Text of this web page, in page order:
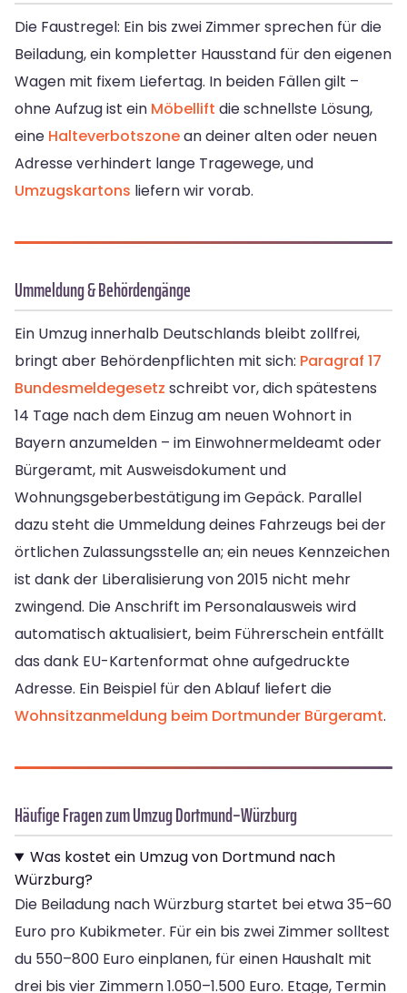
Die Faustregel: Ein bis zwei Zimmer sprechen für die
Beiladung, ein kompletter Hausstand für den eigenen
Wagen mit fixem Liefertag. In beiden Fällen gilt –
ohne Aufzug ist ein Möbellift die schnellste Lösung,
eine Halteverbotszonean deiner alten oder neuen
Adresse verhindert lange Tragewege, und
Umzugskartons liefern wir vorab.
Ummeldung & Behördengänge
Ein Umzug innerhalb Deutschlands bleibt zollfrei,
bringt aber Behördenpflichten mit sich: Paragraf 17
Bundesmeldegesetz schreibt vor, dich spätestens
14 Tage nach dem Einzug am neuen Wohnort in
Bayern anzumelden – im Einwohnermeldeamt oder
Bürgeramt, mit Ausweisdokument und
Wohnungsgeberbestätigung im Gepäck. Parallel
dazu steht die Ummeldung deines Fahrzeugs bei der
örtlichen Zulassungsstelle an; ein neues Kennzeichen
ist dank der Liberalisierung von 2015 nicht mehr
zwingend. Die Anschrift im Personalausweis wird
automatisch aktualisiert, beim Führerschein entfällt
das dank EU-Kartenformat ohne aufgedruckte
Adresse. Ein Beispiel für den Ablauf liefert die
Wohnsitzanmeldung beim Dortmunder Bürgeramt.
Häufige Fragen zum Umzug Dortmund–Würzburg
Was kostet ein Umzug von Dortmund nach
Würzburg?
Die Beiladung nach Würzburg startet bei etwa 35–60
Euro pro Kubikmeter. Für ein bis zwei Zimmer solltest
du 550–800 Euro einplanen, für einen Haushalt mit
drei bis vier Zimmern 1.050–1.500 Euro. Etage, Termin